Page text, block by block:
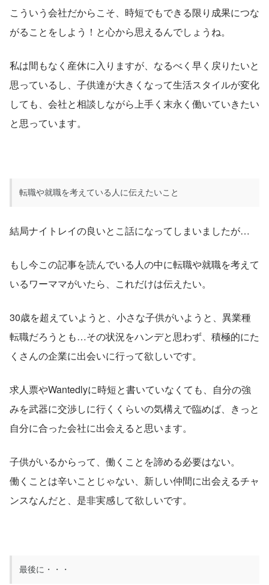
こういう会社だからこそ、時短でもできる限り成果につな
がることをしよう！と心から思えるんでしょうね。
私は間もなく産休に入りますが、なるべく早く戻りたいと
思っているし、子供達が大きくなって生活スタイルが変化
しても、会社と相談しながら上手く末永く働いていきたい
と思っています。
転職や就職を考えている人に伝えたいこと
結局ナイトレイの良いとこ話になってしまいましたが…
もし今この記事を読んでいる人の中に転職や就職を考えて
いるワーママがいたら、これだけは伝えたい。
30歳を超えていようと、小さな子供がいようと、異業種
転職だろうとも…その状況をハンデと思わず、積極的にた
くさんの企業に出会いに行って欲しいです。
求人票やWantedlyに時短と書いていなくても、自分の強
みを武器に交渉しに行くくらいの気構えで臨めば、きっと
自分に合った会社に出会えると思います。
子供がいるからって、働くことを諦める必要はない。
働くことは辛いことじゃない、新しい仲間に出会えるチャ
ンスなんだと、是非実感して欲しいです。
最後に・・・